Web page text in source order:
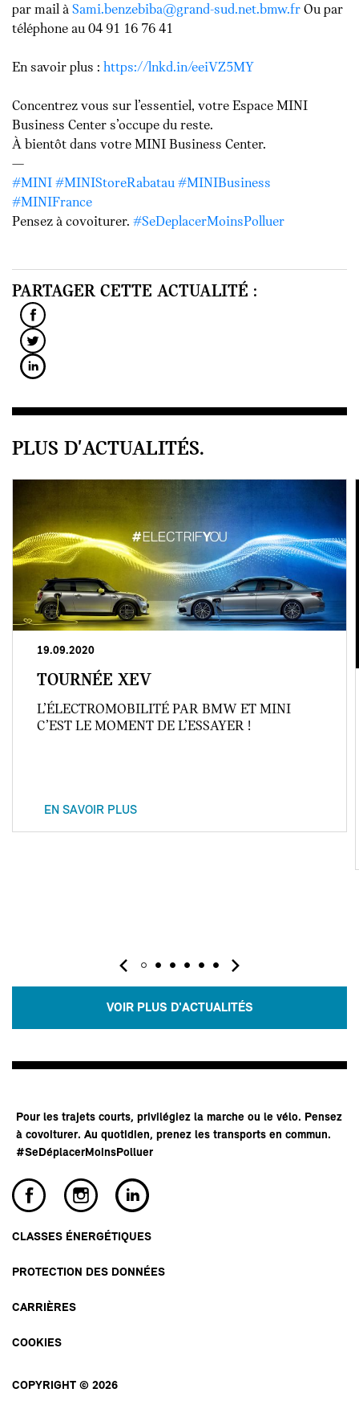
par mail à Sami.benzebiba@grand-sud.net.bmw.fr Ou par
téléphone au 04 91 16 76 41
En savoir plus : https://lnkd.in/eeiVZ5MY
Concentrez vous sur l’essentiel, votre Espace MINI
Business Center s’occupe du reste.
À bientôt dans votre MINI Business Center.
—
#MINI #MINIStoreRabatau #MINIBusiness
#MINIFrance
Pensez à covoiturer. #SeDeplacerMoinsPolluer
PARTAGER CETTE ACTUALITÉ :
PLUS D'ACTUALITÉS.
19.09.2020
TOURNÉE XEV
L’ÉLECTROMOBILITÉ PAR BMW ET MINI
C’EST LE MOMENT DE L’ESSAYER !
EN SAVOIR PLUS
VOIR PLUS D'ACTUALITÉS
Pour les trajets courts, privilégiez la marche ou le vélo. Pensez
à covoiturer. Au quotidien, prenez les transports en commun.
#SeDéplacerMoinsPolluer
CLASSES ÉNERGÉTIQUES
PROTECTION DES DONNÉES
CARRIÈRES
COOKIES
COPYRIGHT © 2026